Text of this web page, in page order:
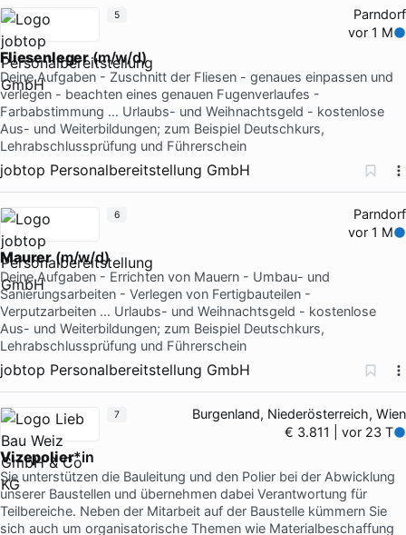
Parndorf
vor 1 M
Fliesenleger(m/w/d)
Deine Aufgaben - Zuschnitt der Fliesen - genaues einpassen und
verlegen - beachten eines genauen Fugenverlaufes -
Farbabstimmung … Urlaubs- und Weihnachtsgeld - kostenlose
Aus- und Weiterbildungen; zum Beispiel Deutschkurs,
Lehrabschlussprüfung und Führerschein
jobtop Personalbereitstellung GmbH
5
Parndorf
vor 1 M
Maurer(m/w/d)
Deine Aufgaben - Errichten von Mauern - Umbau- und
Sanierungsarbeiten - Verlegen von Fertigbauteilen -
Verputzarbeiten … Urlaubs- und Weihnachtsgeld - kostenlose
Aus- und Weiterbildungen; zum Beispiel Deutschkurs,
Lehrabschlussprüfung und Führerschein
jobtop Personalbereitstellung GmbH
6
Burgenland, Niederösterreich, Wien
€ 3.811 | vor 23 T
Vizepolier*in
Sie unterstützen die Bauleitung und den Polier bei der Abwicklung
unserer Baustellen und übernehmen dabei Verantwortung für
Teilbereiche. Neben der Mitarbeit auf der Baustelle kümmern Sie
sich auch um organisatorische Themen wie Materialbeschaffung
7